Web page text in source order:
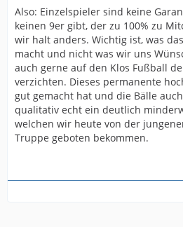
Also: Einzelspieler sind keine
keinen 9er gibt, der zu 100% zu
wir halt anders. Wichtig ist, was
macht und nicht was wir uns
auch gerne auf den Klos Fußball
verzichten. Dieses permanente
gut gemacht hat und die Bälle
qualitativ echt ein deutlich
welchen wir heute von der
Truppe geboten bekommen.